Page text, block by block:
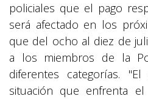
policiales que el pago
será afectado en los
que del ocho al diez de
a los miembros de la
diferentes categorías.
situación que enfrenta